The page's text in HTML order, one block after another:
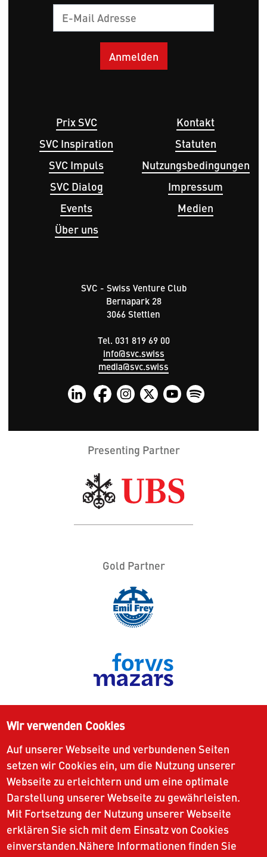
Hauptnavigation
Prix SVC
SVC Inspiration
SVC Impuls
SVC Dialog
Events
Über uns
Fußbereichsmenü
Kontakt
Statuten
Nutzungsbedingungen
Impressum
Medien
SVC - Swiss Venture Club
Bernapark 28
3066 Stettlen
Tel. 031 819 69 00
info@svc.swiss
media@svc.swiss
Presenting Partner
Gold Partner
Wir verwenden Cookies
Auf unserer Webseite und verbundenen Seiten
setzen wir Cookies ein, um die Nutzung unserer
Webseite zu erleichtern und um eine optimale
Darstellung unserer Webseite zu gewährleisten.
Mit Fortsetzung der Nutzung unserer Webseite
erklären Sie sich mit dem Einsatz von Cookies
einverstanden.Nähere Informationen finden Sie